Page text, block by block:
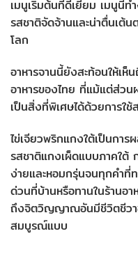
เมนูเริ่มต้นที่ดีเยี่ยม เมนูนี้
รสชาติจัดจ้านและน่าตื่นเต้
โลก
อาหารจานนี้ยังสะท้อนให้เ
อาหารของไทย ที่แม้แต่ส่วน
เป็นสิ่งที่พิเศษได้ด้วยการใช้
ไข่เจียวพริกแกงใต้เป็นกา
รสชาติแกงเผ็ดแบบภาคใต้
ง่ายและหอมกรุ่นจนทุกคำที่
ด่วนที่บ้านหรือทานในร้านอา
ถึงจิตวิญญาณอันมีชีวิตชีวา
สมบูรณ์แบบ